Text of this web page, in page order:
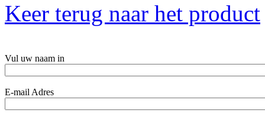
Keer terug naar het product
Vul uw naam in
E-mail Adres